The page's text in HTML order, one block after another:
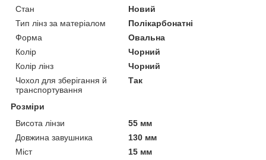
Стан
Новий
Тип лінз за матеріалом
Полікарбонатні
Форма
Овальна
Колір
Чорний
Колір лінз
Чорний
Чохол для зберігання й
транспортування
Так
Розміри
Висота лінзи
55 мм
Довжина завушника
130 мм
Міст
15 мм